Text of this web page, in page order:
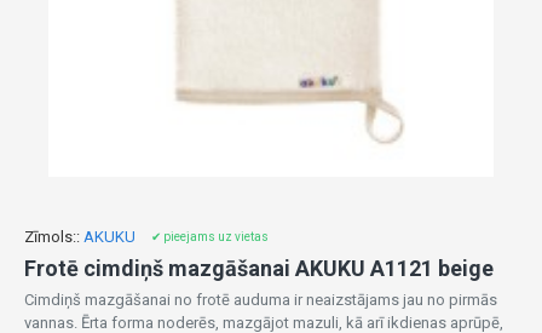
Zīmols:: AKUKU ✔ pieejams uz vietas
Frotē cimdiņš mazgāšanai AKUKU A1121 beige
Cimdiņš mazgāšanai no frotē auduma ir neaizstājams jau no pirmās
vannas. Ērta forma noderēs, mazgājot mazuli, kā arī ikdienas aprūpē,